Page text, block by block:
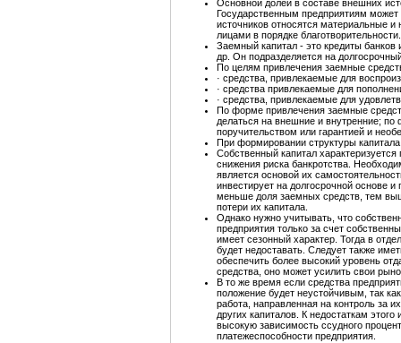
Основной долей в составе внешних
Государственным предприятиям
источников относятся материальные
лицами в порядке благотворительности.
Заемный капитал - это кредиты банков
др. Он подразделяется на
По целям привлечения заемные
· средства, привлекаемые для
· средства привлекаемые для
· средства, привлекаемые для
По форме привлечения заемные
делаться на внешние и внутренние;
поручительством или гарантией и
При формировании структуры
Собственный капитал
снижения риска банкротства.
является основой их
инвестирует на долгосрочной основе
меньше доля заемных средств, тем
потери их капитала.
Однако нужно учитывать, что
предприятия только за счет
имеет сезонный характер. Тогда в
будет недоставать. Следует также
обеспечить более высокий уровень
средства, оно может усилить свои
В то же время если средства
положение будет неустойчивым, так
работа, направленная на контроль за
других капиталов. К недостаткам
высокую зависимость ссудного
платежеспособности предприятия.